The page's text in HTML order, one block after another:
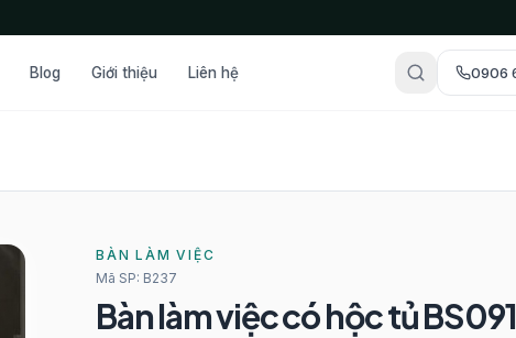
Blog Giới thiệu Liên hệ 0906
BÀN LÀM VIỆC
Mã SP: B237
Bàn làm việc có hộc tủ BS091